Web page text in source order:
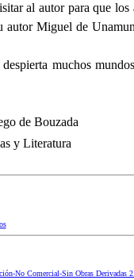
al autor para que
Miguel de
muchos
de Bouzada
y Literatura
No Comercial-Sin Obras Derivadas